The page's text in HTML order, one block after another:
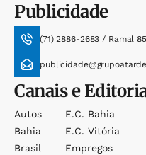
Publicidade
(71) 2886-2683 / Ramal
Canais e
Autos
Bahia
Brasil
E.c. Bahia
E.c. Vitória
Empregos